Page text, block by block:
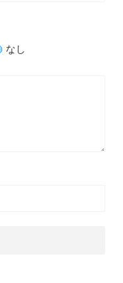
なし